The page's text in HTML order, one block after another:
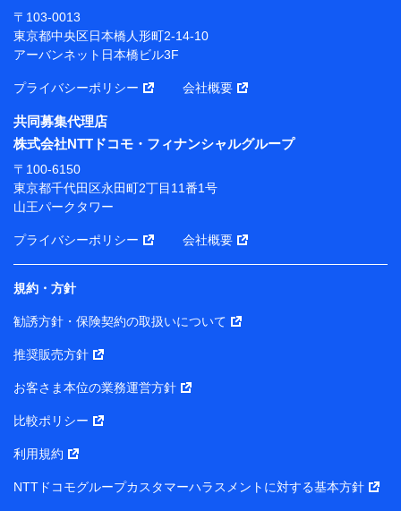
長 吉村 忠義
※ 当社および株式会社NTTドコモは、お客さまの情報
ソナルデータ憲章」に定める行動原則を順守します 。
※ パーソナルデータダッシュボードの「第三者提供の
管理」の設定状態にかかわらず、共同利用する場合があ
ります。
※ dポイントクラブ会員ではないお客さま（2019年12
月11日以降、一度もdポイントクラブ会員であったこと
がないお客さまに限る）に関する、2019年12月10日以
前に取得した個人データは、こちら の利用目的の範囲内
当社は株式会社NTTドコモ・フィナンシャルグループ
との間で、以下のとおり個人データを共同利用しま
す。
【共同して利用される利用データの項目】
当社または株式会社NTTドコモ・フィナンシャルグルー
の個人データ
基本情報
性、連絡先、dポイントサービスのご利用に関する情報。例
〒103-0013
東京都中央区日本橋人形町2-14-10
アーバンネット日本橋ビル3F
プライバシーポリシー 会社概要
共同募集代理店
株式会社NTTドコモ・フィナンシャルグループ
〒100-6150
東京都千代田区永田町2丁目11番1号
山王パークタワー
プライバシーポリシー 会社概要
規約・方針
勧誘方針・保険契約の取扱いについて
推奨販売方針
お客さま本位の業務運営方針
比較ポリシー
利用規約
NTTドコモグループカスタマーハラスメントに対する基本方針